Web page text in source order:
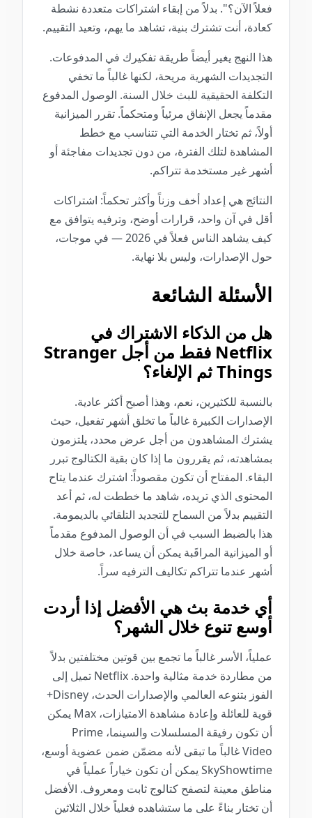
فعلاً الآن؟". بدلاً من إبقاء اشتراكات متعددة نشطة
كعادة، أنت تشترك بنية، تشاهد ما يهم، وتعيد التقييم.
هذا النهج يغير أيضاً طريقة تفكيرك في المدفوعات.
التجديدات الشهرية مريحة، لكنها غالباً ما تخفي
التكلفة الحقيقية للبث خلال السنة. الوصول المدفوع
مقدماً يجعل الإنفاق مرئياً ومتحكماً. تقرر الميزانية
أولاً، ثم تختار الخدمة التي تتناسب مع خطط
المشاهدة لتلك الفترة، من دون تجديدات مفاجئة أو
أشهر غير مستخدمة تتراكم.
النتائج هي إعداد أخف وزناً وأكثر تحكماً: اشتراكات
أقل في آن واحد، قرارات أوضح، وترفيه يتوافق مع
كيف يشاهد الناس فعلاً في 2026 — في موجات،
حول الإصدارات، وليس بلا نهاية.
الأسئلة الشائعة
هل من الذكاء الاشتراك في
Netflix فقط من أجل Stranger
Things ثم الإلغاء؟
بالنسبة للكثيرين، نعم، وهذا أصبح أكثر عادية.
الإصدارات الكبيرة غالباً ما تخلق أشهر تفعيل، حيث
يشترك المشاهدون من أجل عرض محدد، يلتزمون
بمشاهدته، ثم يقررون ما إذا كان بقية الكتالوج تبرر
البقاء. المفتاح أن تكون مقصوداً: اشترك عندما يتاح
المحتوى الذي تريده، شاهد ما خططت له، ثم أعد
التقييم بدلاً من السماح للتجديد التلقائي بالديمومة.
هذا بالضبط السبب في أن الوصول المدفوع مقدماً
أو الميزانية المراقَبة يمكن أن يساعد، خاصة خلال
أشهر عندما تتراكم تكاليف الترفيه سراً.
أي خدمة بث هي الأفضل إذا أردت
أوسع تنوع خلال الشهر؟
عملياً، الأسر غالباً ما تجمع بين قوتين مختلفتين بدلاً
من مطاردة خدمة مثالية واحدة. Netflix تميل إلى
الفوز بتنوعه العالمي والإصدارات الحدث، Disney+
قوية للعائلة وإعادة مشاهدة الامتيازات، Max يمكن
أن تكون رفيقة المسلسلات والسينما، Prime
Video غالباً ما تبقى لأنه مضمّن ضمن عضوية أوسع،
SkyShowtime يمكن أن تكون خياراً عملياً في
مناطق معينة لتصفح كتالوج ثابت ومعروف. الأفضل
أن تختار بناءً على ما ستشاهده فعلياً خلال الثلاثين